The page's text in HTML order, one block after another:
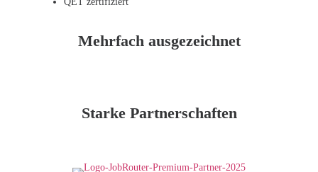
Mehrfach ausgezeichnet
Starke Partnerschaften